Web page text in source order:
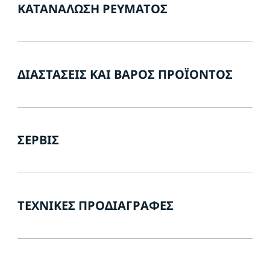
ΚΑΤΑΝΆΛΩΣΗ ΡΕΎΜΑΤΟΣ
ΔΙΑΣΤΆΣΕΙΣ ΚΑΙ ΒΆΡΟΣ ΠΡΟΪΌΝΤΟΣ
ΣΈΡΒΙΣ
ΤΕΧΝΙΚΈΣ ΠΡΟΔΙΑΓΡΑΦΈΣ